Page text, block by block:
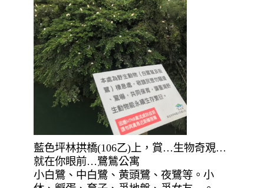
藍色坪林拱橋(106乙)上，賞…生物奇覌…
就在你眼前…鷺鷥公寓
小白鷺、中白鷺、黄頭鷺、夜鷺等。小